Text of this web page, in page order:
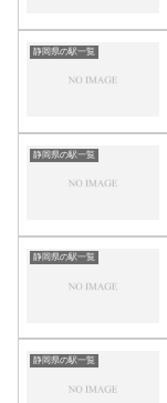
静岡県の駅一覧
静岡県の駅一覧
静岡県の駅一覧
静岡県の駅一覧